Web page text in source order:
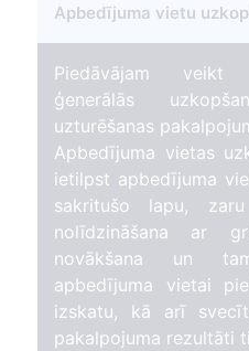
Apbedījuma vietu
Piedāvājam veikt
ģenerālās
uzturēšanas
Apbedījuma vietas
ietilpst apbedījuma
sakritušo lapu,
nolīdzināšana ar
novākšana un
apbedījuma vietai
izskatu, kā arī
pakalpojuma rezultāti